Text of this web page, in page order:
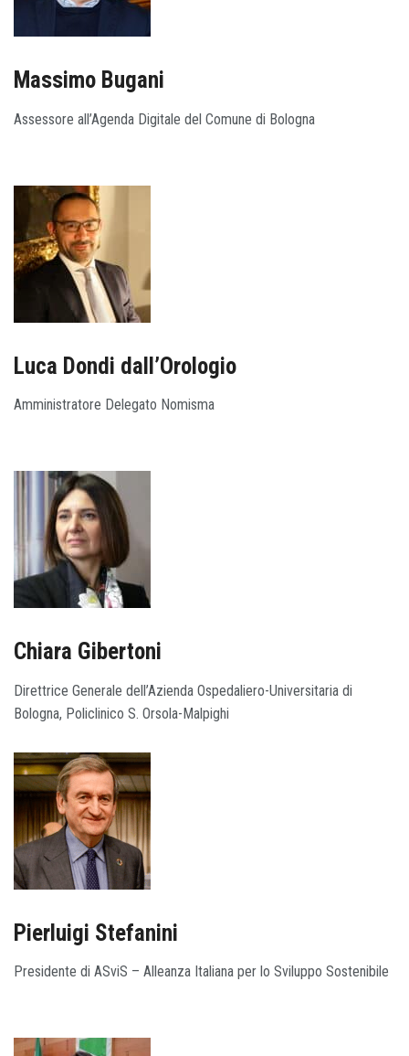
Massimo Bugani
Assessore all’Agenda Digitale del Comune di Bologna
Luca Dondi dall’Orologio
Amministratore Delegato Nomisma
Chiara Gibertoni
Direttrice Generale dell’Azienda Ospedaliero-Universitaria di
Bologna, Policlinico S. Orsola-Malpighi
Pierluigi Stefanini
Presidente di ASviS – Alleanza Italiana per lo Sviluppo Sostenibile